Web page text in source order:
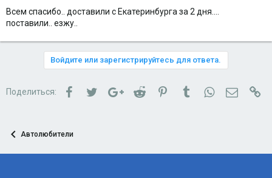
Всем спасибо.. доставили с Екатеринбурга за 2 дня....
поставили.. езжу..
Войдите или зарегистрируйтесь для ответа.
Поделиться: FacebookTwitterGoogle+Reddit PinterestTumblrWhatsApp
Автолюбители